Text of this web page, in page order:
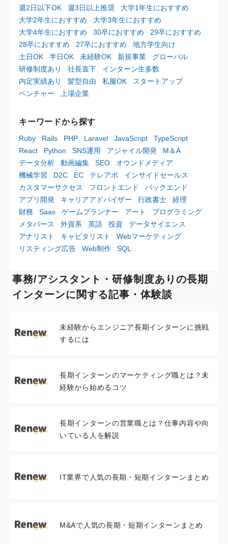
週2日以下OK
週3日以上推奨
大学1年生におすすめ
大学2年生におすすめ
大学3年生におすすめ
大学4年生におすすめ
30卒におすすめ
29卒におすすめ
28卒におすすめ
27卒におすすめ
地方学生向け
土日OK
半日OK 未経験OK 新規事業
グローバル
研修制度あり
社長直下
インターン生多数
内定実績あり
髪型自由 私服OK
スタートアップ
ベンチャー
上場企業
キーワードから探す
Ruby Rails PHP Laravel JavaScript
TypeScript
React
Python SNS運用 アジャイル開発
M＆A
データ分析
動画編集 SEO
オウンドメディア
機械学習
D2C EC テレアポ
インサイドセールス
カスタマーサクセス
フロントエンド
バックエンド
アプリ開発
キャリアアドバイザー 行政書士
経理
財務
Saas ゲームプランナー アート
プログラミング
メタバース
外資系 英語 投資
データサイエンス
アナリスト
キャピタリスト
Webマーケティング
リスティング広告
Web制作 SQL
事務/アシスタント・研修制度ありの長期
インターンに関する記事・体験談
未経験からエンジニア長期インターンに挑戦
するには
長期インターンのマーケティング職とは？未
経験から始めるコツ
長期インターンの営業職とは？仕事内容や向
いている人を解説
IT業界で人気の長期・短期インターンまとめ
M&Aで人気の長期・短期インターンまとめ